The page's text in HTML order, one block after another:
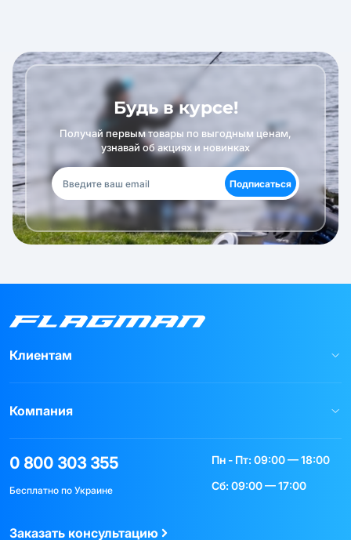
Будь в курсе!
Получай первым товары по выгодным ценам,
узнавай об акциях и новинках
Подписаться
Клиентам
Компания
0 800 303 355
Бесплатно по Украине
Пн - Пт: 09:00 — 18:00
Сб: 09:00 — 17:00
Заказать консультацию